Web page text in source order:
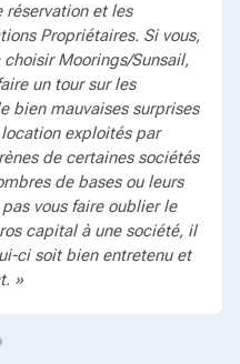
et les
Propriétaires. Si vous,
Moorings/Sunsail,
un tour sur les
bien mauvaises surprises
exploités par
de certaines sociétés
de bases ou leurs
vous faire oublier le
capital à une société, il
ci soit bien entretenu et
»